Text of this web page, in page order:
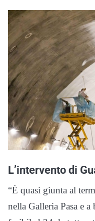
L’intervento di
“È quasi giunta al
nella Galleria Pasa e